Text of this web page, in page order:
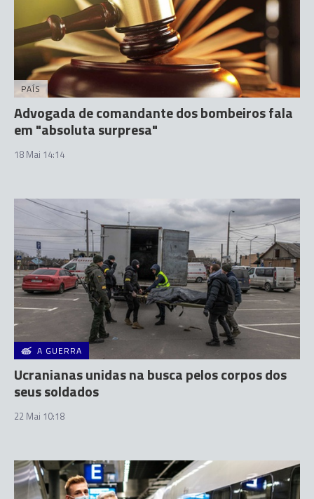
PAÍS
Advogada de comandante dos bombeiros fala
em "absoluta surpresa"
18 Mai 14:14
A GUERRA
Ucranianas unidas na busca pelos corpos dos
seus soldados
22 Mai 10:18